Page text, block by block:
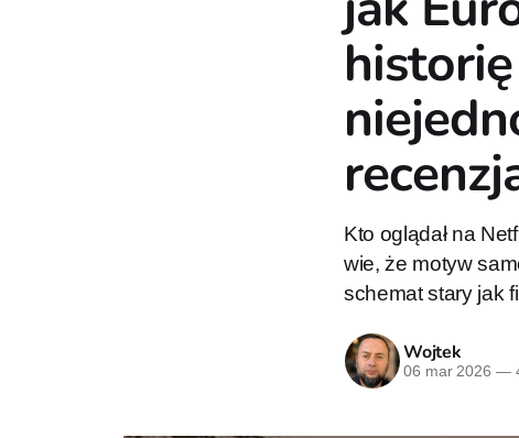
Kto oglądał na
wie, że motyw
schemat stary jak
Wojtek
06 mar 2026 —